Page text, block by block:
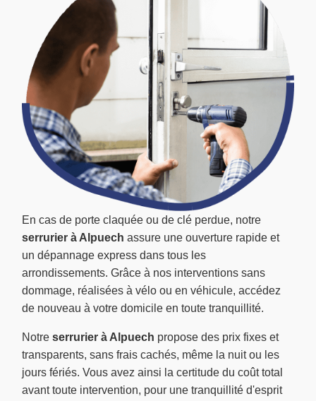
En cas de porte claquée ou de clé perdue, notre
serrurier à Alpuech assure une ouverture rapide et
un dépannage express dans tous les
arrondissements. Grâce à nos interventions sans
dommage, réalisées à vélo ou en véhicule, accédez
de nouveau à votre domicile en toute tranquillité.
Notre serrurier à Alpuech propose des prix fixes et
transparents, sans frais cachés, même la nuit ou les
jours fériés. Vous avez ainsi la certitude du coût total
avant toute intervention, pour une tranquillité d'esprit